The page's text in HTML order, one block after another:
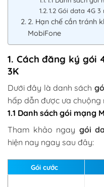
1.2 Gói data 4G
2. Hạn chế cần tránh
MobiFone
1. Cách đăng ký gói
3K
Dưới đây là danh sách
hấp dẫn được ưa chuộng
1.1 Danh sách gói mạng
Tham khảo ngay gói
hiện nay ngay sau đây:
Gói cước